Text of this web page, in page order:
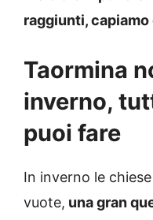
raggiunti,
Taormina
inverno,
puoi fare
In inverno le
vuote, una gran